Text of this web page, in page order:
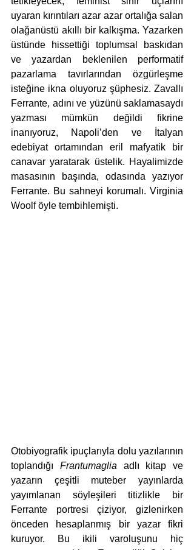
uyaran kırıntıları azar azar ortalığa salan
olağanüstü akıllı bir kalkışma. Yazarken
üstünde hissettiği toplumsal baskıdan
ve yazardan beklenilen performatif
pazarlama tavırlarından özgürleşme
isteğine ikna oluyoruz şüphesiz. Zavallı
Ferrante, adını ve yüzünü saklamasaydı
yazması mümkün değildi fikrine
inanıyoruz, Napoli’den ve İtalyan
edebiyat ortamından eril mafyatik bir
canavar yaratarak üstelik. Hayalimizde
masasının başında, odasında yazıyor
Ferrante. Bu sahneyi korumalı. Virginia
Woolf öyle tembihlemişti.
Otobiyografik ipuçlarıyla dolu yazılarının
toplandığı Frantumaglia adlı kitap ve
yazarın çeşitli muteber yayınlarda
yayımlanan söyleşileri titizlikle bir
Ferrante portresi çiziyor, gizlenirken
önceden hesaplanmış bir yazar fikri
kuruyor. Bu ikili varoluşunu hiç